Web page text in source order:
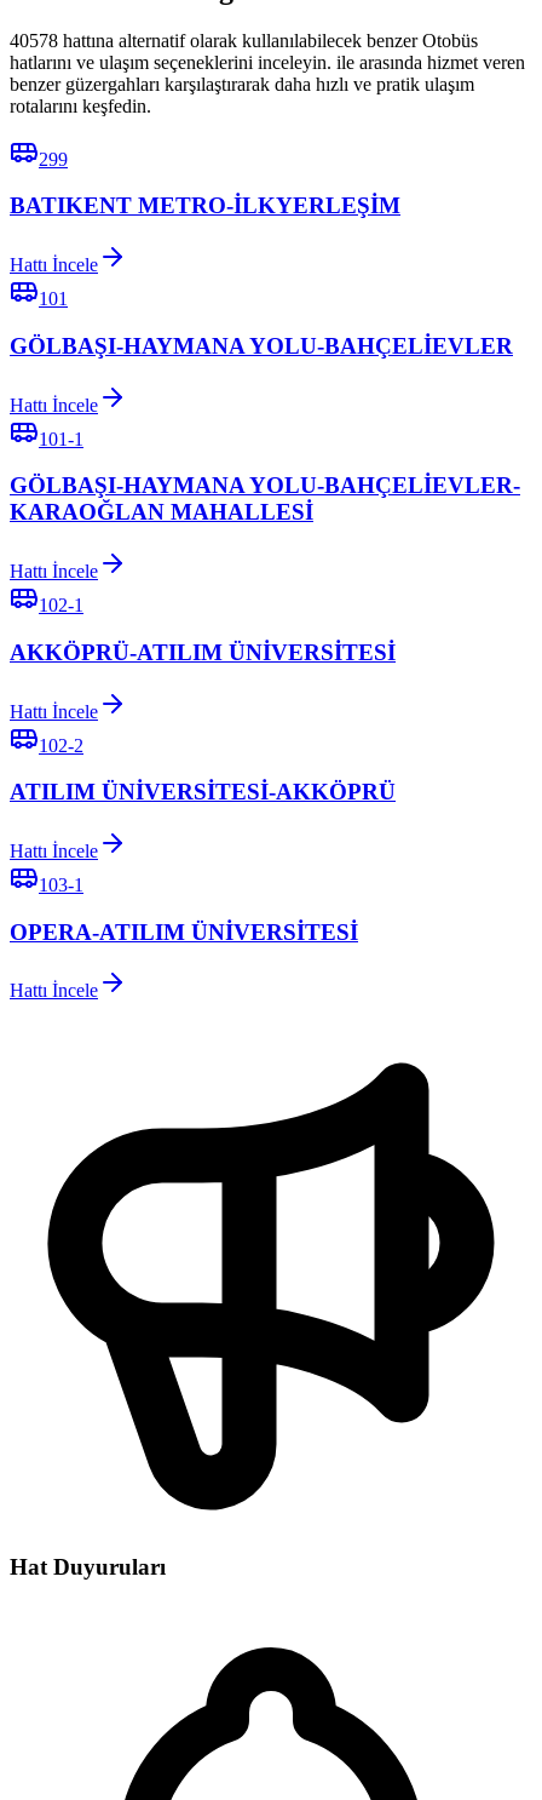
40578 hattına alternatif olarak kullanılabilecek benzer Otobüs
hatlarını ve ulaşım seçeneklerini inceleyin. ile arasında hizmet veren
benzer güzergahları karşılaştırarak daha hızlı ve pratik ulaşım
rotalarını keşfedin.
299
BATIKENT METRO-İLKYERLEŞİM
Hattı İncele
101
GÖLBAŞI-HAYMANA YOLU-BAHÇELİEVLER
Hattı İncele
101-1
GÖLBAŞI-HAYMANA YOLU-BAHÇELİEVLER-
KARAOĞLAN MAHALLESİ
Hattı İncele
102-1
AKKÖPRÜ-ATILIM ÜNİVERSİTESİ
Hattı İncele
102-2
ATILIM ÜNİVERSİTESİ-AKKÖPRÜ
Hattı İncele
103-1
OPERA-ATILIM ÜNİVERSİTESİ
Hattı İncele
Hat Duyuruları